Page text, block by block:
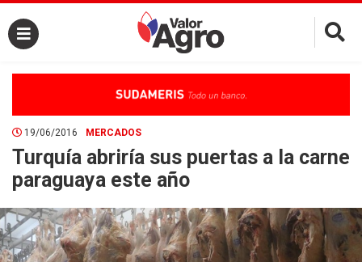
×
19/06/2016 MERCADOS
Turquía abriría sus puertas a la carne
paraguaya este año